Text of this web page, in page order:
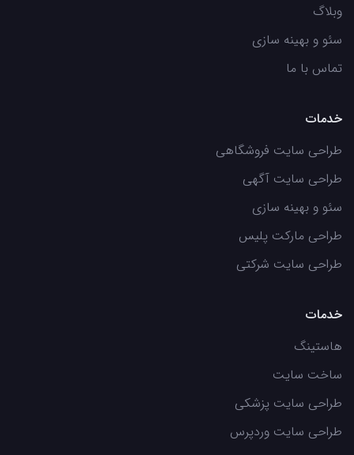
وبلاگ
سئو و بهینه سازی
تماس با ما
خدمات
طراحی سایت فروشگاهی
طراحی سایت آگهی
سئو و بهینه سازی
طراحی مارکت پلیس
طراحی سایت شرکتی
خدمات
هاستینگ
ساخت سایت
طراحی سایت پزشکی
طراحی سایت وردپرس